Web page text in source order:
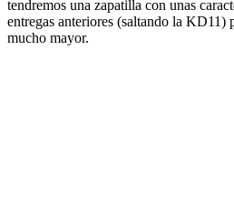
tendremos una zapatilla con unas
entregas anteriores (saltando la KD11)
mucho mayor.